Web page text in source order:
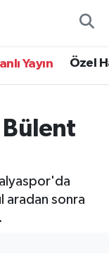
Yayın Özel
aradan sonra